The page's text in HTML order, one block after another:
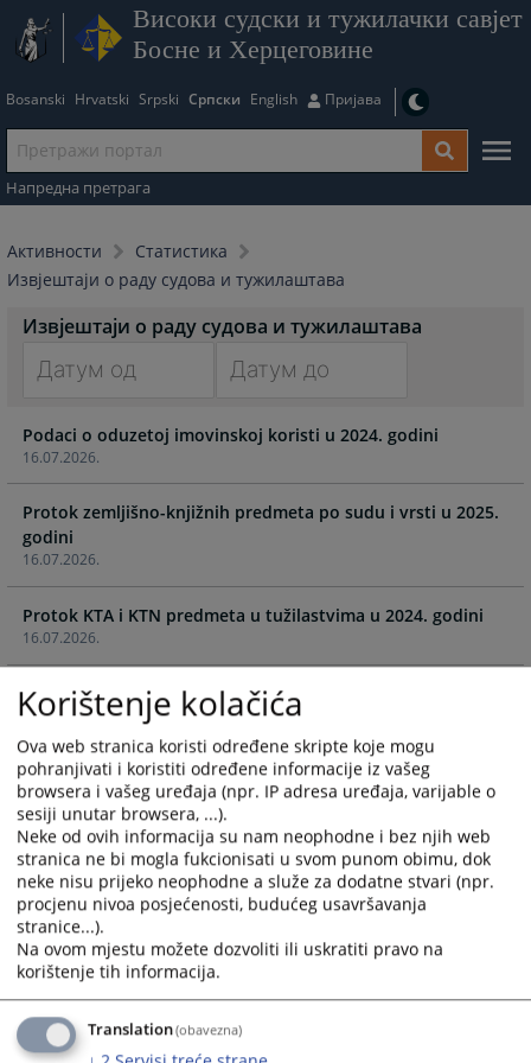
Високи судски и тужилачки савјет
Босне и Херцеговине
Bosanski Hrvatski Srpski Српски English Пријава
Напредна претрага
Активности
Статистика
Извјештаји о раду судова и тужилаштава
Извјештаји о раду судова и тужилаштава
forward
to
interact
with
the
calendar
and
select
a
date.
Press
the
question
mark
key
to
get
the
keyboard
shortcuts
for
changing
forward
interact
with
and
select
date.
Press
the
question
mark
key
to
get
the
keyboard
for
changing
16.07.2026.
Podaci o oduzetoj imovinskoj koristi u 2024. godini
16.07.2026.
Protok zemljišno-knjižnih predmeta po sudu i vrsti u 2025.
godini
16.07.2026.
Protok KTA i KTN predmeta u tužilastvima u 2024. godini
16.07.2026.
Protok komunalnih predmeta po sudu i vrsti u 2024. godini
16.07.2026.
Protok zemljišno-knjižnih predmeta po sudu i vrsti u 2024.
godini
16.07.2026.
Protok predmeta registracije po sudu i vrsti u 2025. godini
16.07.2026.
Podaci o oduzetoj imovinskoj koristi u 2025. godini
16.07.2026.
Protok KTA i KTN predmeta u tužilastvima u 2025. godini
Korištenje kolačića
Ova web stranica koristi određene skripte koje mogu
pohranjivati i koristiti određene informacije iz vašeg
browsera i vašeg uređaja (npr. IP adresa uređaja, varijable o
sesiji unutar browsera, ...).
Neke od ovih informacija su nam neophodne i bez njih web
stranica ne bi mogla fukcionisati u svom punom obimu, dok
neke nisu prijeko neophodne a služe za dodatne stvari (npr.
procjenu nivoa posjećenosti, budućeg usavršavanja
stranice...).
Na ovom mjestu možete dozvoliti ili uskratiti pravo na
korištenje tih informacija.
Translation(obavezna)